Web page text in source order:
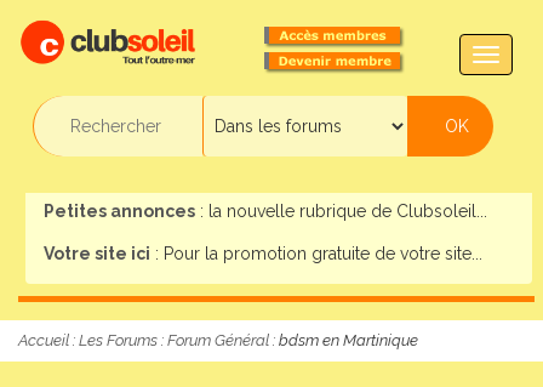
Petites annonces : la nouvelle rubrique de Clubsoleil...
Votre site ici : Pour la promotion gratuite de votre site...
Accueil : Les Forums : Forum Général : bdsm en Martinique